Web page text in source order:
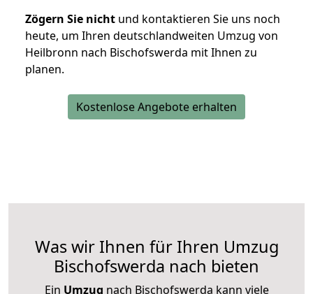
Zögern Sie nicht und kontaktieren Sie uns noch
heute, um Ihren deutschlandweiten Umzug von
Heilbronn nach Bischofswerda mit Ihnen zu
planen.
Kostenlose Angebote erhalten
Was wir Ihnen für Ihren Umzug
Bischofswerda nach bieten
Ein Umzug nach Bischofswerda kann viele